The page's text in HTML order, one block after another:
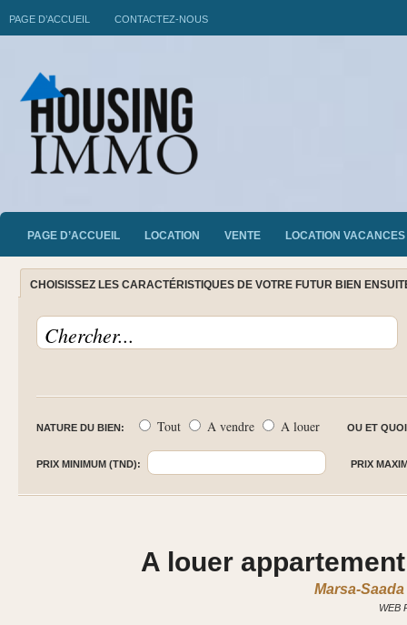
PAGE D’ACCUEIL CONTACTEZ-NOUS
PAGE D’ACCUEIL LOCATION VENTE LOCATION VACANCES
CHOISISSEZ LES CARACTÉRISTIQUES DE VOTRE FUTUR BIEN
NATURE DU BIEN: Tout A vendre A louer OU ET
PRIX MINIMUM (TND): PRIX
A louer
Marsa-
WEB